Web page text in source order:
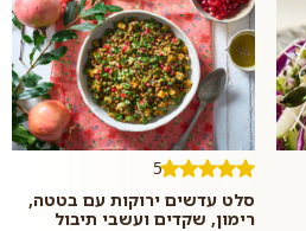
5
סלט עדשים ירוקות עם בטטה,
רימון, שקדים ועשבי תיבול